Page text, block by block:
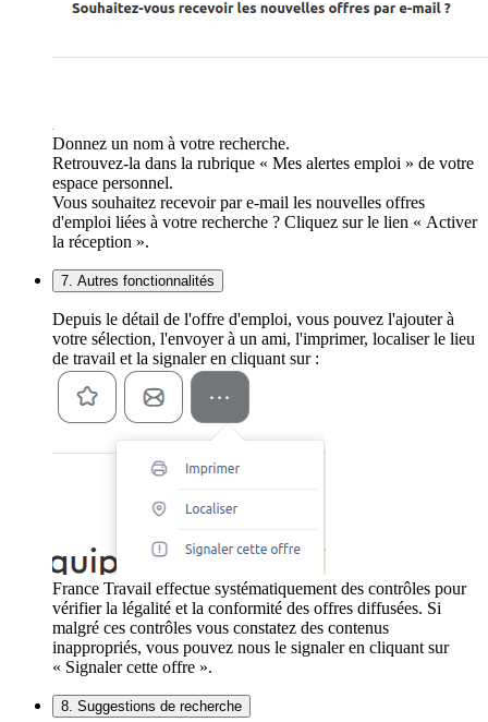
Donnez un nom à votre recherche.
Retrouvez-la dans la rubrique « Mes alertes emploi » de votre
espace personnel.
Vous souhaitez recevoir par e-mail les nouvelles offres
d'emploi liées à votre recherche ? Cliquez sur le lien « Activer
la réception ».
7. Autres fonctionnalités
Depuis le détail de l'offre d'emploi, vous pouvez l'ajouter à
votre sélection, l'envoyer à un ami, l'imprimer, localiser le lieu
de travail et la signaler en cliquant sur :
France Travail effectue systématiquement des contrôles pour
vérifier la légalité et la conformité des offres diffusées. Si
malgré ces contrôles vous constatez des contenus
inappropriés, vous pouvez nous le signaler en cliquant sur
« Signaler cette offre ».
8. Suggestions de recherche